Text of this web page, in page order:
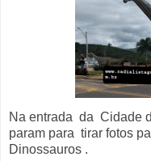
Na entrada da Cidade
param para tirar fotos
Dinossauros .